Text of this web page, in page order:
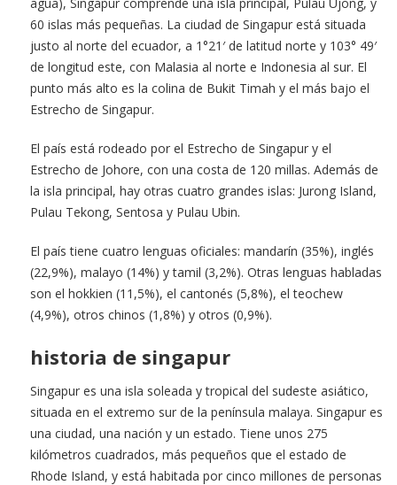
60 islas más pequeñas. La ciudad de Singapur está situada
justo al norte del ecuador, a 1°21′ de latitud norte y 103° 49′
de longitud este, con Malasia al norte e Indonesia al sur. El
punto más alto es la colina de Bukit Timah y el más bajo el
Estrecho de Singapur.
El país está rodeado por el Estrecho de Singapur y el
Estrecho de Johore, con una costa de 120 millas. Además de
la isla principal, hay otras cuatro grandes islas: Jurong Island,
Pulau Tekong, Sentosa y Pulau Ubin.
El país tiene cuatro lenguas oficiales: mandarín (35%), inglés
(22,9%), malayo (14%) y tamil (3,2%). Otras lenguas habladas
son el hokkien (11,5%), el cantonés (5,8%), el teochew
(4,9%), otros chinos (1,8%) y otros (0,9%).
historia de singapur
Singapur es una isla soleada y tropical del sudeste asiático,
situada en el extremo sur de la península malaya. Singapur es
una ciudad, una nación y un estado. Tiene unos 275
kilómetros cuadrados, más pequeños que el estado de
Rhode Island, y está habitada por cinco millones de personas